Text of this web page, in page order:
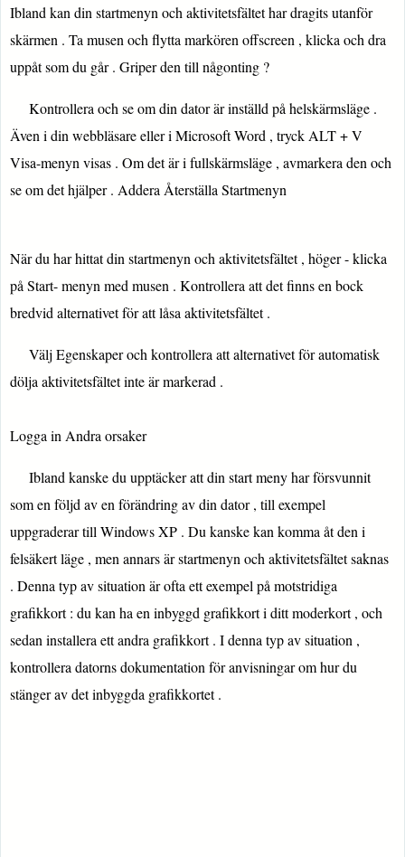
Ibland kan din startmenyn och aktivitetsfältet har dragits utanför
skärmen . Ta musen och flytta markören offscreen , klicka och dra
uppåt som du går . Griper den till någonting ?
Kontrollera och se om din dator är inställd på helskärmsläge .
Även i din webbläsare eller i Microsoft Word , tryck ALT + V
Visa-menyn visas . Om det är i fullskärmsläge , avmarkera den och
se om det hjälper . Addera Återställa Startmenyn
När du har hittat din startmenyn och aktivitetsfältet , höger - klicka
på Start- menyn med musen . Kontrollera att det finns en bock
bredvid alternativet för att låsa aktivitetsfältet .
Välj Egenskaper och kontrollera att alternativet för automatisk
dölja aktivitetsfältet inte är markerad .
Logga in Andra orsaker
Ibland kanske du upptäcker att din start meny har försvunnit
som en följd av en förändring av din dator , till exempel
uppgraderar till Windows XP . Du kanske kan komma åt den i
felsäkert läge , men annars är startmenyn och aktivitetsfältet saknas
. Denna typ av situation är ofta ett exempel på motstridiga
grafikkort : du kan ha en inbyggd grafikkort i ditt moderkort , och
sedan installera ett andra grafikkort . I denna typ av situation ,
kontrollera datorns dokumentation för anvisningar om hur du
stänger av det inbyggda grafikkortet .